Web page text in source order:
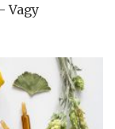
Vagy